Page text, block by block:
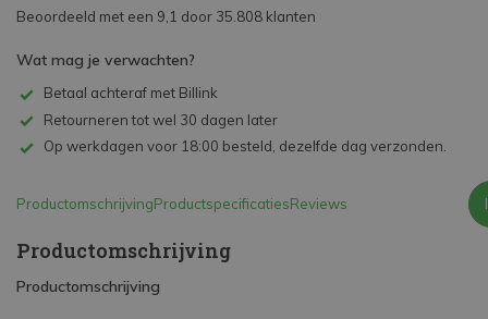
Beoordeeld met een 9,1 door 35.808 klanten
Wat mag je verwachten?
Betaal achteraf met Billink
Retourneren tot wel 30 dagen later
Op werkdagen voor 18:00 besteld, dezelfde dag verzonden.
ProductomschrijvingProductspecificatiesReviews
Productomschrijving
Productomschrijving